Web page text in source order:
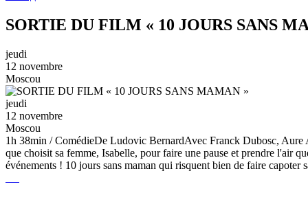
SORTIE DU FILM « 10 JOURS SANS
jeudi
12 novembre
Moscou
jeudi
12 novembre
Moscou
1h 38min / ComédieDe Ludovic BernardAvec Franck Dubosc, Aure
que choisit sa femme, Isabelle, pour faire une pause et prendre l'air
événements ! 10 jours sans maman qui risquent bien de faire capoter